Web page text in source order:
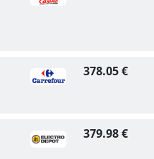
378.05 €
379.98 €